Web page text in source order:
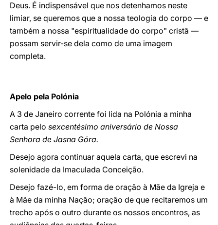
Deus. É indispensável que nos detenhamos neste
limiar, se queremos que a nossa teologia do corpo — e
também a nossa "espiritualidade do corpo" cristã —
possam servir-se dela como de uma imagem
completa.
Apelo pela Polónia
A 3 de Janeiro corrente foi lida na Polónia a minha
carta pelo sexcentésimo aniversário de Nossa
Senhora de Jasna Góra.
Desejo agora continuar aquela carta, que escrevi na
solenidade da Imaculada Conceição.
Desejo fazé-lo, em forma de oração à Mãe da Igreja e
à Mãe da minha Nação; oração de que recitaremos um
trecho após o outro durante os nossos encontros, as